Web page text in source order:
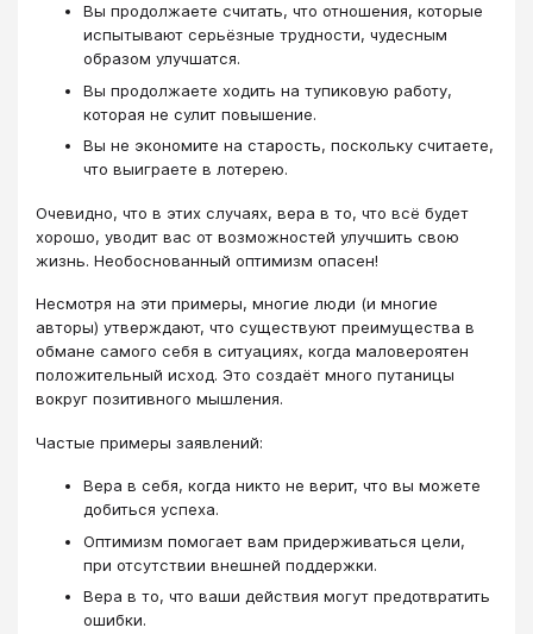
Вы продолжаете считать, что отношения, которые
испытывают серьёзные трудности, чудесным
образом улучшатся.
Вы продолжаете ходить на тупиковую работу,
которая не сулит повышение.
Вы не экономите на старость, поскольку считаете,
что выиграете в лотерею.
Очевидно, что в этих случаях, вера в то, что всё будет
хорошо, уводит вас от возможностей улучшить свою
жизнь. Необоснованный оптимизм опасен!
Несмотря на эти примеры, многие люди (и многие
авторы) утверждают, что существуют преимущества в
обмане самого себя в ситуациях, когда маловероятен
положительный исход. Это создаёт много путаницы
вокруг позитивного мышления.
Частые примеры заявлений:
Вера в себя, когда никто не верит, что вы можете
добиться успеха.
Оптимизм помогает вам придерживаться цели,
при отсутствии внешней поддержки.
Вера в то, что ваши действия могут предотвратить
ошибки.